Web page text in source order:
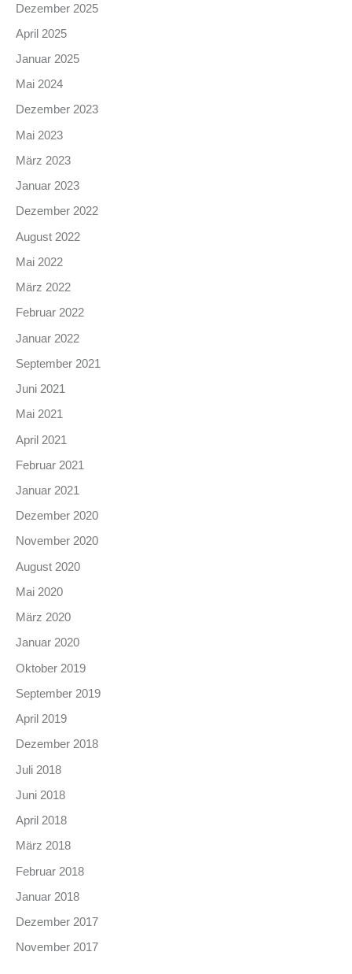
Dezember 2025
April 2025
Januar 2025
Mai 2024
Dezember 2023
Mai 2023
März 2023
Januar 2023
Dezember 2022
August 2022
Mai 2022
März 2022
Februar 2022
Januar 2022
September 2021
Juni 2021
Mai 2021
April 2021
Februar 2021
Januar 2021
Dezember 2020
November 2020
August 2020
Mai 2020
März 2020
Januar 2020
Oktober 2019
September 2019
April 2019
Dezember 2018
Juli 2018
Juni 2018
April 2018
März 2018
Februar 2018
Januar 2018
Dezember 2017
November 2017